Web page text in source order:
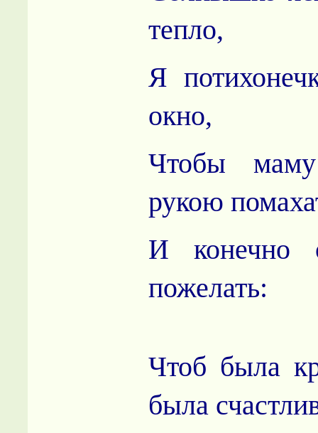
тепло,
Я
окно,
Чтобы
рукою
И конечно
пожелать:
Чтоб была
была